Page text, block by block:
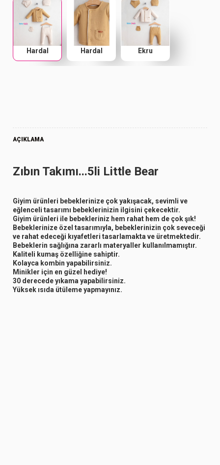
Hardal Hardal Ekru
AÇIKLAMA
Zıbın Takımı...5li Little Bear
Giyim ürünleri bebeklerinize çok yakışacak, sevimli ve
eğlenceli tasarımı bebeklerinizin ilgisini çekecektir.
Giyim ürünleri ile bebekleriniz hem rahat hem de çok şık!
Bebeklerinize özel tasarımıyla, bebeklerinizin çok seveceği
ve rahat edeceği kıyafetleri tasarlamakta ve üretmektedir.
Bebeklerin sağlığına zararlı materyaller kullanılmamıştır.
Kaliteli kumaş özelliğine sahiptir.
Kolayca kombin yapabilirsiniz.
Minikler için en güzel hediye!
30 derecede yıkama yapabilirsiniz.
Yüksek ısıda ütüleme yapmayınız.